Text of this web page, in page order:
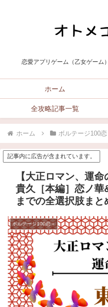
恋愛アプリゲーム（乙女ゲーム
ホーム
全攻略記事一覧
ホーム ボルテージ100恋
記事内に広告が含まれています。
【大正ロマン、運
貴久［本編］恋ノ
までの全選択肢まと
ボルテージ100恋＋